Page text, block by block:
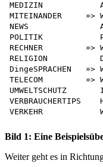
MEDIZIN
MITEINANDER
NEWS
POLITIK
RECHNER
RELIGION
DingeSPRACHEN
TELECOM         »>
UMWELTSCHUTZ
VERBRAUCHERTIPS
Bild 1: Eine
Weiter geht es in